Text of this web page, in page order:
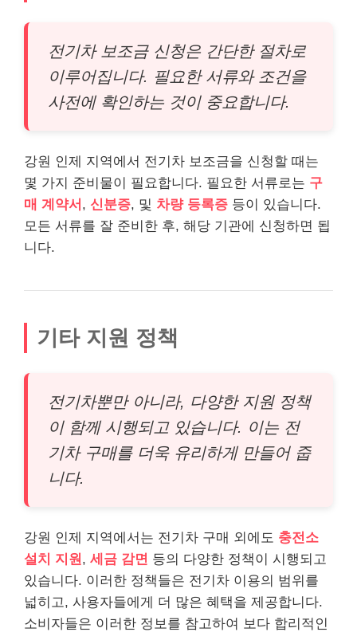
전기차 보조금 신청은 간단한 절차로
이루어집니다. 필요한 서류와 조건을
사전에 확인하는 것이 중요합니다.
강원 인제 지역에서 전기차 보조금을 신청할 때는
몇 가지 준비물이 필요합니다. 필요한 서류로는 구
매 계약서 , 신분증, 및 차량 등록증 등이 있습니다.
모든 서류를 잘 준비한 후, 해당 기관에 신청하면 됩
니다.
기타 지원 정책
전기차뿐만 아니라, 다양한 지원 정책
이 함께 시행되고 있습니다. 이는 전
기차 구매를 더욱 유리하게 만들어 줍
니다.
강원 인제 지역에서는 전기차 구매 외에도 충전소
설치 지원, 세금 감면 등의 다양한 정책이 시행되고
있습니다. 이러한 정책들은 전기차 이용의 범위를
넓히고, 사용자들에게 더 많은 혜택을 제공합니다.
소비자들은 이러한 정보를 참고하여 보다 합리적인